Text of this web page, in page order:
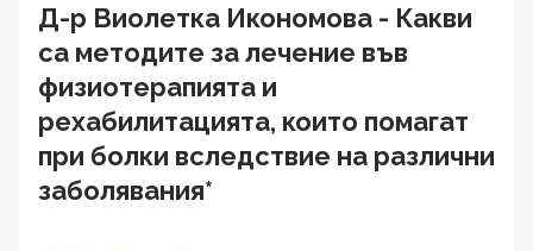
Д-р Виолетка Икономова - Какви
са методите за лечение във
физиотерапията и
рехабилитацията, които помагат
при болки вследствие на различни
заболявания*